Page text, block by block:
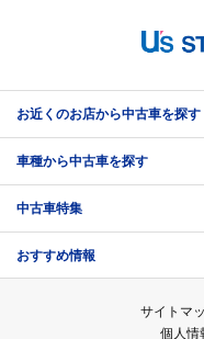
お近くのお店から中古車を探す
車種から中古車を探す
中古車特集
おすすめ情報
サイトマ
個人情